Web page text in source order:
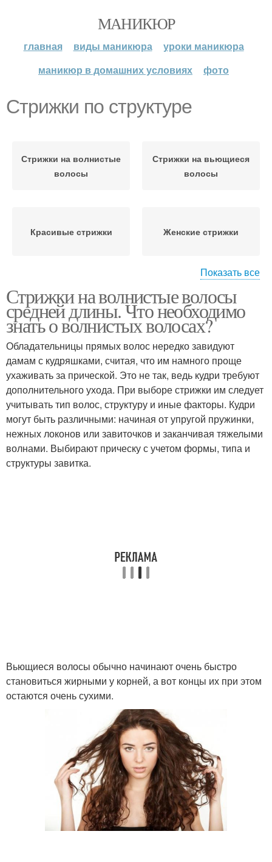
МАНИКЮР
главная виды маникюра
уроки маникюра
маникюр в домашних условиях
фото
Стрижки по структуре
Стрижки на волнистые
волосы
Стрижки на вьющиеся
волосы
Красивые стрижки Женские стрижки
Стрижки по типу Стрижки с учетом
Стрижки для вьющихся
волос
Стрижки с вьющимися
волосами
Короткие стрижки
Асимметричные
стрижки
Показать все
Стрижки на волнистые волосы
средней длины. Что необходимо
знать о волнистых волосах?
Обладательницы прямых волос нередко завидуют
дамам с кудряшками, считая, что им намного проще
ухаживать за прической. Это не так, ведь кудри требуют
дополнительного ухода. При выборе стрижки им следует
учитывать тип волос, структуру и иные факторы. Кудри
могут быть различными: начиная от упругой пружинки,
нежных локонов или завиточков и заканчивая тяжелыми
волнами. Выбирают прическу с учетом формы, типа и
структуры завитка.
Вьющиеся волосы обычно начинают очень быстро
становиться жирными у корней, а вот концы их при этом
остаются очень сухими.